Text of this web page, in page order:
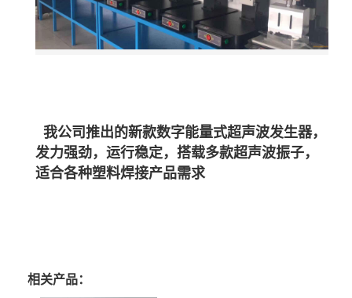
我公司推出的新款数字能量式超声波发生器，
发力强劲，运行稳定，搭载多款超声波振子，
适合各种塑料焊接产品需求
相关产品：